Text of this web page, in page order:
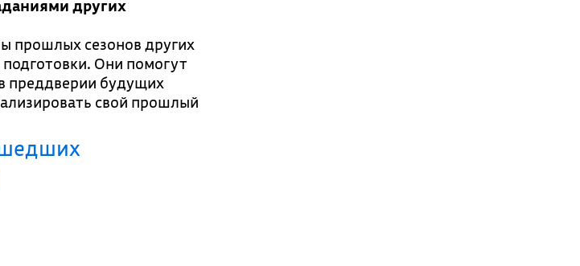
других
прошлых сезонов других
Они помогут
преддверии будущих
свой прошлый